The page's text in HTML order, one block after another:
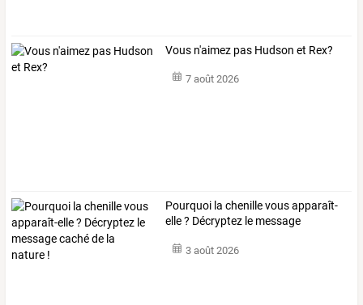
Vous n'aimez pas Hudson et Rex?
7 août 2026
Pourquoi la chenillevousapparaît-
elle? Décryptez le message
3 août 2026